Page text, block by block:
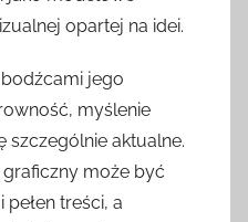
opartej na idei.
jego
myślenie
szczególnie aktualne.
graficzny może być
treści, a